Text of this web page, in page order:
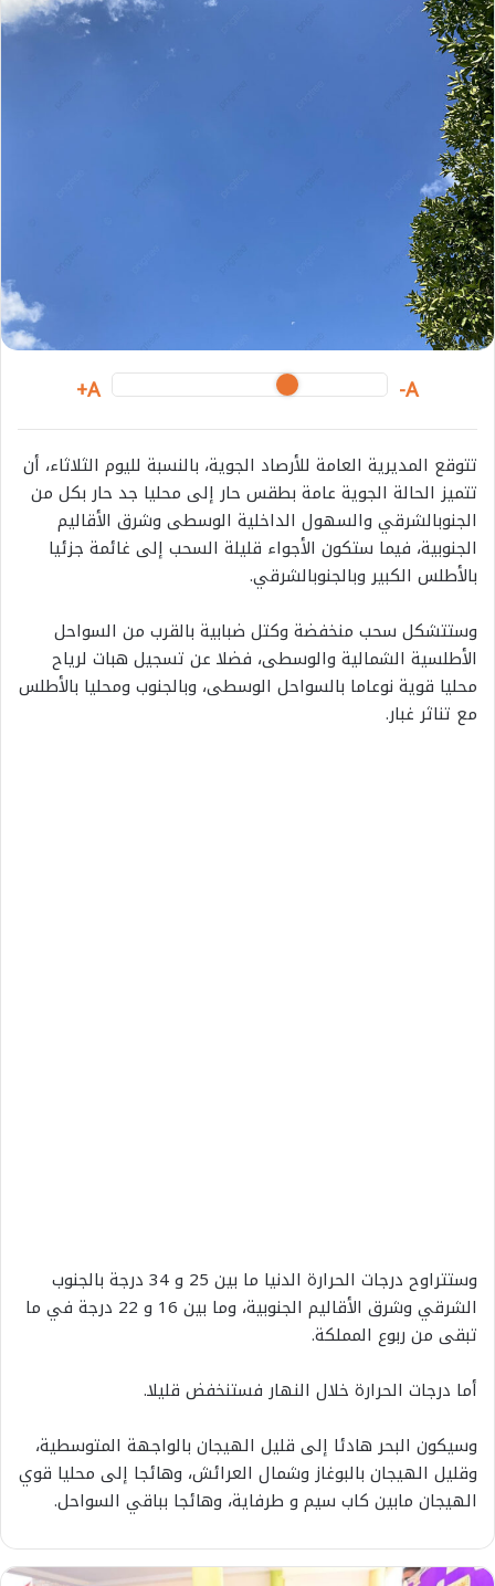
A-
A+
تتوقع المديرية العامة للأرصاد الجوية، بالنسبة لليوم الثلاثاء، أن
تتميز الحالة الجوية عامة بطقس حار إلى محليا جد حار بكل من
الجنوبالشرقي والسهول الداخلية الوسطى وشرق الأقاليم
الجنوبية، فيما ستكون الأجواء قليلة السحب إلى غائمة جزئيا
بالأطلس الكبير وبالجنوبالشرقي.
وستتشكل سحب منخفضة وكتل ضبابية بالقرب من السواحل
الأطلسية الشمالية والوسطى، فضلا عن تسجيل هبات لرياح
محليا قوية نوعاما بالسواحل الوسطى، وبالجنوب ومحليا بالأطلس
مع تناثر غبار.
وستتراوح درجات الحرارة الدنيا ما بين و درجة بالجنوب
الشرقي وشرق الأقاليم الجنوبية، وما بين و درجة في ما
تبقى من ربوع المملكة.
أما درجات الحرارة خلال النهار فستنخفض قليلا.
وسيكون البحر هادئا إلى قليل الهيجان بالواجهة المتوسطية،
وقليل الهيجان بالبوغاز وشمال العرائش، وهائجا إلى محليا قوي
الهيجان مابين كاب سيم و طرفاية، وهائجا بباقي السواحل.
خ